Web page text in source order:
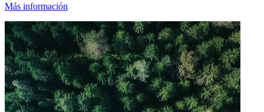
Más información